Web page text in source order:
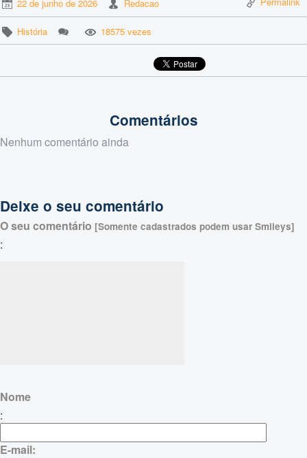
22 de junho de 2026 Redacao
História 18575 vezes
Comentários
Nenhum comentário ainda
Deixe o seu comentário
O seu comentário [Somente cadastrados podem usar Smileys]
:
Nome
:
E-mail: